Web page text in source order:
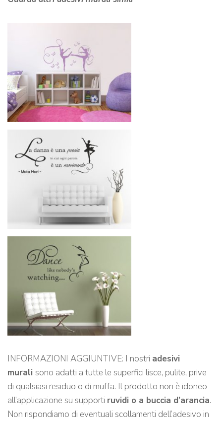
INFORMAZIONI AGGIUNTIVE: I nostri adesivi
murali sono adatti a tutte le superfici lisce, pulite, prive
di qualsiasi residuo o di muffa. Il prodotto non è idoneo
all’applicazione su supporti ruvidi o a buccia d’arancia.
Non rispondiamo di eventuali scollamenti dell’adesivo in